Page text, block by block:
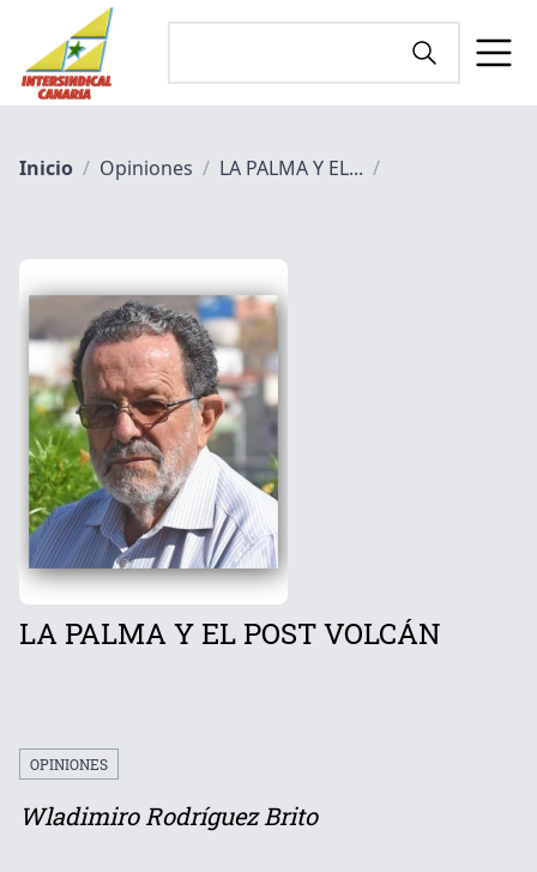
Inicio / Opiniones / LA PALMA Y EL... /
LA PALMA Y EL POST VOLCÁN
OPINIONES
Wladimiro Rodríguez Brito